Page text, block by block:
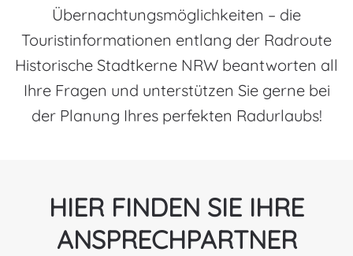
Übernachtungsmöglichkeiten – die
Touristinformationen entlang der Radroute
Historische Stadtkerne NRW beantworten all
Ihre Fragen und unterstützen Sie gerne bei
der Planung Ihres perfekten Radurlaubs!
HIER FINDEN SIE IHRE
ANSPRECHPARTNER